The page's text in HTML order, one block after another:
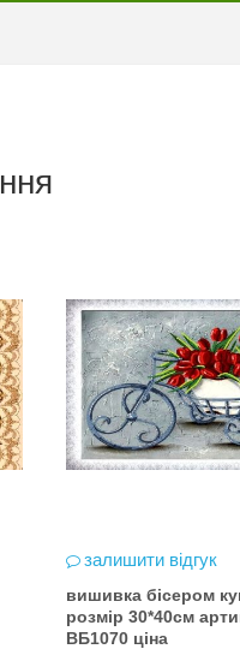
залишити відгук
вишивка бісером
розмір 30*40см
ВБ1070 ціна